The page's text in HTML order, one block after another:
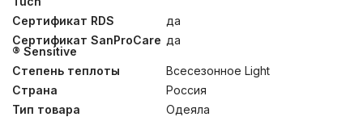
особых гигиенических свойств, изделия прошли
обработку методом озонирования Ozone Pure 360
Grass. Стирка при температуре до 30°С.
Сертификат RDS
да
Сертификат SanProCare
® Sensitive
да
Степень теплоты
Всесезонное Light
Страна
Россия
Тип товара
Одеяла